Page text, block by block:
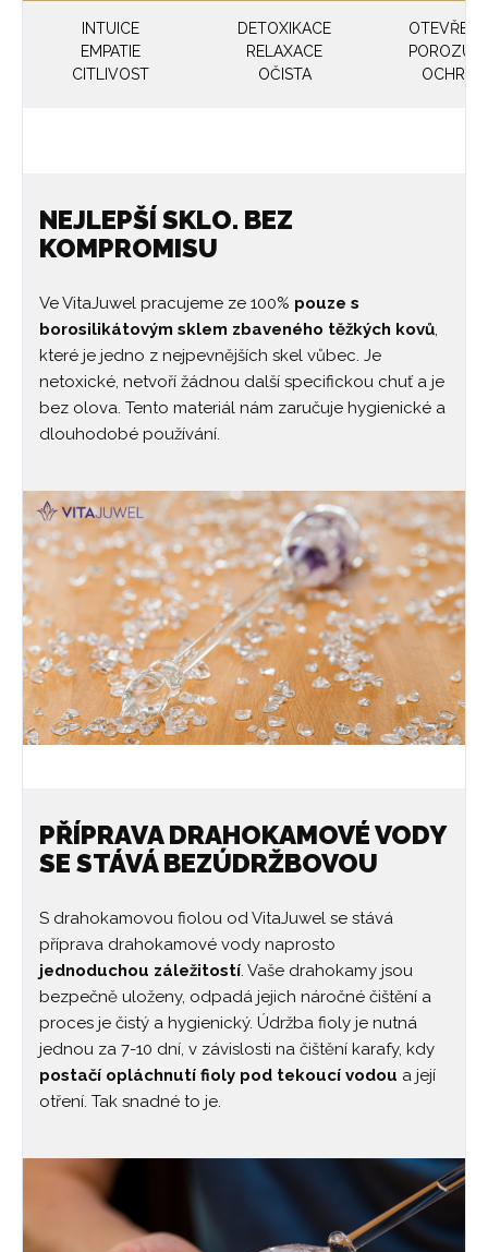
INTUICE
EMPATIE
CITLIVOST
DETOXIKACE
RELAXACE
OČISTA
NEJLEPŠÍ SKLO. BEZ
KOMPROMISU
Ve VitaJuwel pracujeme ze 100% pouze s
borosilikátovým sklem zbaveného těžkých kovů
které je jedno z nejpevnějších skel vůbec. Je
netoxické, netvoří žádnou další specifickou chuť a je
bez olova. Tento materiál nám zaručuje hygienické a
dlouhodobé používání.
PŘÍPRAVA DRAHOKAMOVÉ VODY
SE STÁVÁ BEZÚDRŽBOVOU
S drahokamovou fiolou od VitaJuwel se stává
příprava drahokamové vody naprosto
jednoduchou záležitostí. Vaše drahokamy jsou
bezpečně uloženy, odpadá jejich náročné čištění a
proces je čistý a hygienický. Údržba fioly je nutná
jednou za 7-10 dní, v závislosti na čištění karafy, kdy
postačí opláchnutí fioly pod tekoucí vodou a její
otření. Tak snadné to je.